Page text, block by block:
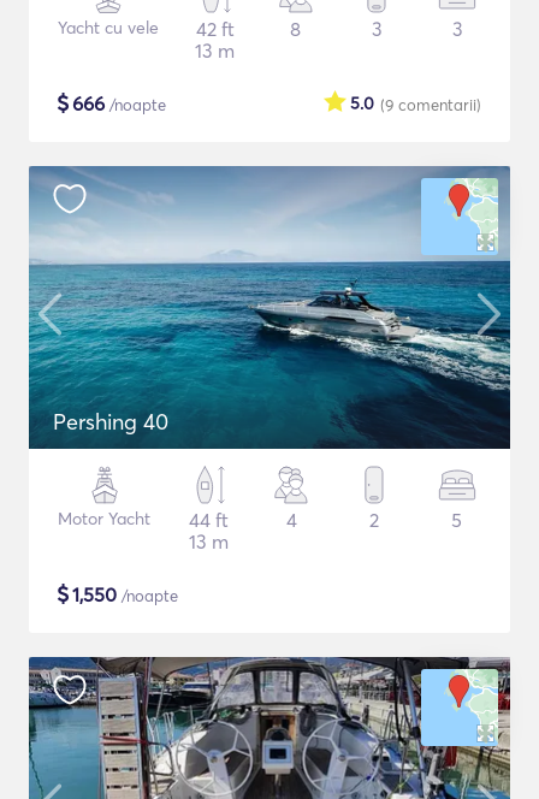
Yacht cu vele
42 ft
13 m
8 3 3
$666 /noapte (9 comentarii)
5.0
Pershing 40
Motor Yacht
44 ft
13 m
4 2 5
$1,550 /noapte